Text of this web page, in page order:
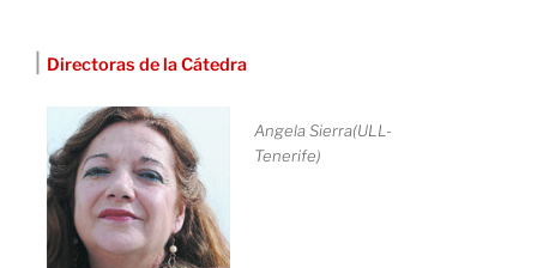
Directoras de la Cátedra
Angela Sierra(ULL-
Tenerife)